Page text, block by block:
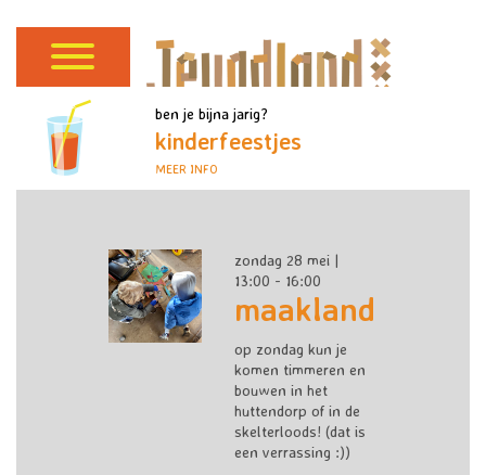
ben je bijna jarig?
kinderfeestjes
MEER INFO
zondag 28 mei |
13:00 - 16:00
maakland
op zondag kun je
komen timmeren en
bouwen in het
huttendorp of in de
skelterloods! (dat is
een verrassing :))